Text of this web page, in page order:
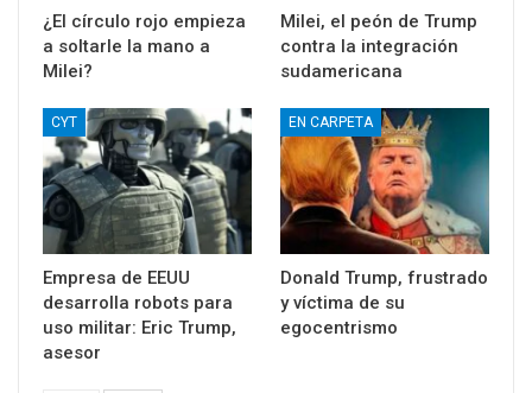
¿El círculo rojo empieza
a soltarle la mano a
Milei?
Milei, el peón de Trump
contra la integración
sudamericana
CYT
Empresa de EEUU
desarrolla robots para
uso militar: Eric Trump,
asesor
EN CARPETA
Donald Trump, frustrado
y víctima de su
egocentrismo